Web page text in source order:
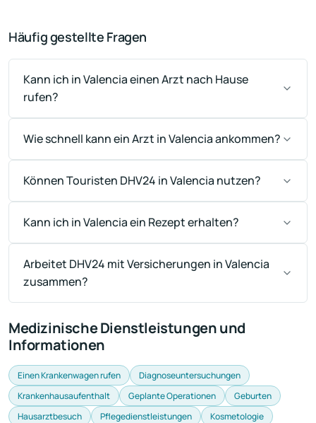
Häufig gestellte Fragen
Kann ich in Valencia einen Arzt nach Hause
rufen?
Wie schnell kann ein Arzt in Valencia ankommen?
Können Touristen DHV24 in Valencia nutzen?
Kann ich in Valencia ein Rezept erhalten?
Arbeitet DHV24 mit Versicherungen in Valencia
zusammen?
Medizinische Dienstleistungen und
Informationen
Einen Krankenwagen rufen
Diagnoseuntersuchungen
Krankenhausaufenthalt
Geplante Operationen
Geburten
Hausarztbesuch
Pflegedienstleistungen
Kosmetologie